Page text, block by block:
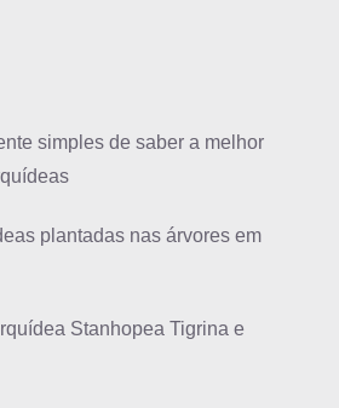
simples de saber a melhor
plantadas nas árvores em
Stanhopea Tigrina e